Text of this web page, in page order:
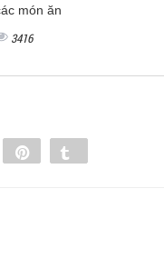
món ăn
3416